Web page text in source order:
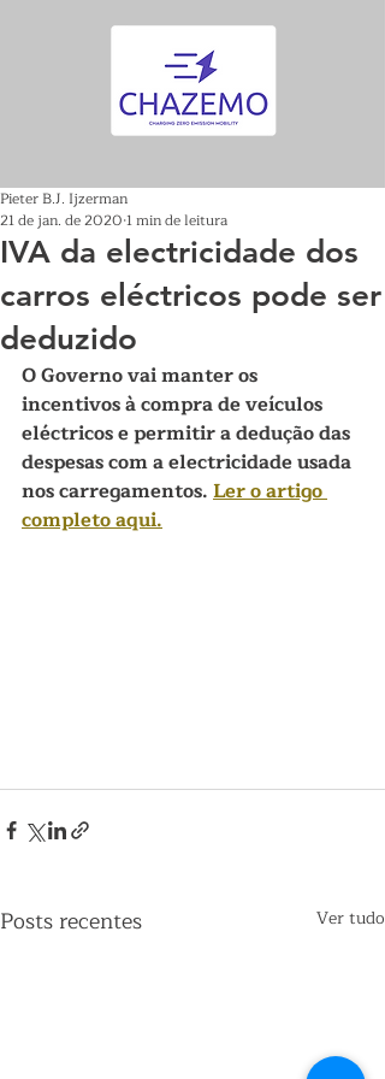
IVA da electricidade dos
carros eléctricos pode ser
deduzido
Pieter B.J. Ijzerman
21 de jan. de 2020 1 min de leitura
O Governo vai manter os
incentivos à compra de veículos
eléctricos e permitir a dedução das
despesas com a electricidade usada
nos carregamentos. Ler o artigo
completo aqui.
Posts recentes Ver tudo